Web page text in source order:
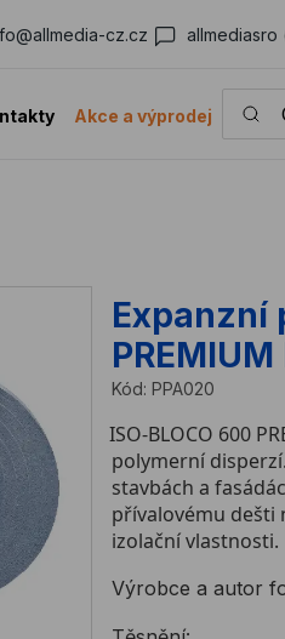
cz.cz
Akce a výprodej
Co
Expanzní
PREMIUM
Kód: PPA020
ISO‑BLOCO 600
polymerní
stavbách a
přívalovému dešti
izolační vlastnosti.
Výrobce a autor